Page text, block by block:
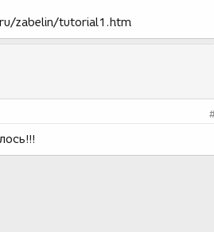
zabelin/tutorial1.htm